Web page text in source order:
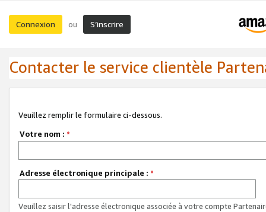
Connexion ou S’inscrire
Contacter le service clientèle
Veuillez remplir le formulaire ci-dessous.
Votre nom : *
Adresse électronique principale : *
Veuillez saisir l'adresse électronique associée à votre compte